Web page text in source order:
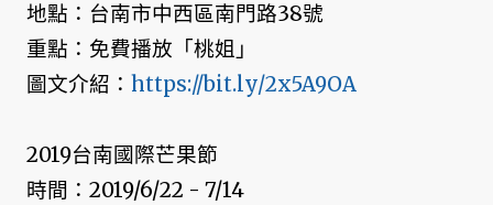
地點：台南市中西區南門路38號
重點：免費播放「桃姐」
圖文介紹： https://bit.ly/2x5A9OA
2019台南國際芒果節
時間：2019/6/22 - 7/14